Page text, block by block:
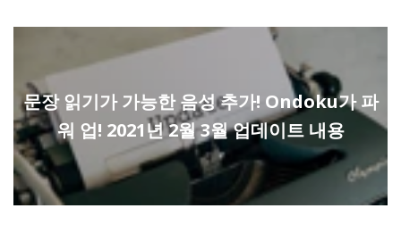
문장 읽기가 가능한 음성 추가! Ondoku가 파
워 업! 2021년 2월 3월 업데이트 내용